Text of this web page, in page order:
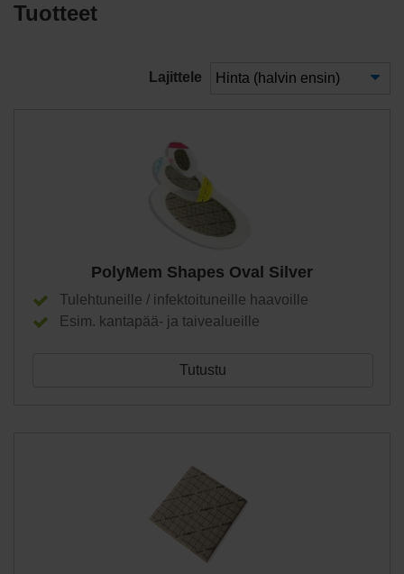
Tuotteet
Lajittele
PolyMem Shapes Oval Silver
Tulehtuneille / infektoituneille haavoille
Esim. kantapää- ja taivealueille
Tutustu